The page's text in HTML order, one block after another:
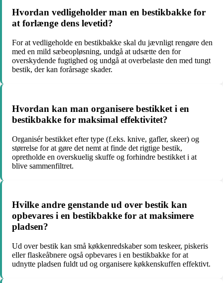
Hvordan vedligeholder man en bestikbakke for
at forlænge dens levetid?
For at vedligeholde en bestikbakke skal du jævnligt rengøre den
med en mild sæbeopløsning, undgå at udsætte den for
overskydende fugtighed og undgå at overbelaste den med tungt
bestik, der kan forårsage skader.
Hvordan kan man organisere bestikket i en
bestikbakke for maksimal effektivitet?
Organisér bestikket efter type (f.eks. knive, gafler, skeer) og
størrelse for at gøre det nemt at finde det rigtige bestik,
opretholde en overskuelig skuffe og forhindre bestikket i at
blive sammenfiltret.
Hvilke andre genstande ud over bestik kan
opbevares i en bestikbakke for at maksimere
pladsen?
Ud over bestik kan små køkkenredskaber som teskeer, piskeris
eller flaskeåbnere også opbevares i en bestikbakke for at
udnytte pladsen fuldt ud og organisere køkkenskuffen effektivt.